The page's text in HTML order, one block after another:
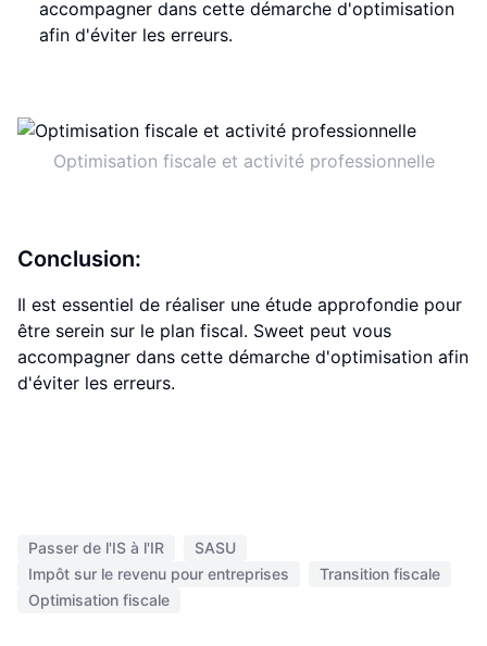
accompagner dans cette démarche d'optimisation
afin d'éviter les erreurs.
Optimisation fiscale et activité professionnelle
Conclusion:
Il est essentiel de réaliser une étude approfondie pour
être serein sur le plan fiscal. Sweet peut vous
accompagner dans cette démarche d'optimisation afin
d'éviter les erreurs.
Passer de l'IS à l'IR
SASU
Impôt sur le revenu pour entreprises
Transition fiscale
Optimisation fiscale